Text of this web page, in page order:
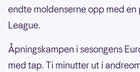
endte moldenserne opp med en
League.
Åpningskampen i sesongens
med tap. Ti minutter ut i